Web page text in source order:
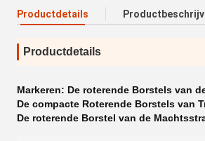
Productdetails
Productdetails
Markeren: De roterende Borstels van
De compacte Roterende Borstels van
De roterende Borstel van de